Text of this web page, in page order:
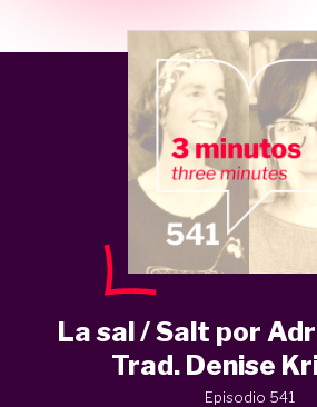
La sal / Salt por
Trad. Denise
Episodio 541